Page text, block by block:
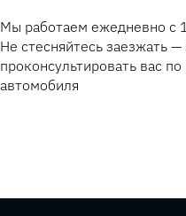
Мы работаем ежедневно с
Не стесняйтесь заезжать
проконсультировать вас
автомобиля